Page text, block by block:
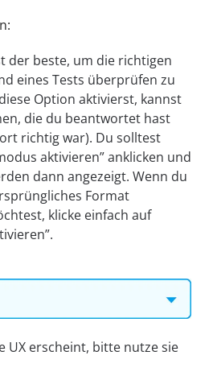
der beste, um die richtigen
eines Tests überprüfen zu
Option aktivierst, kannst
die du beantwortet hast
richtig war). Du solltest
aktivieren” anklicken und
dann angezeigt. Wenn du
Format
klicke einfach auf
UX erscheint, bitte nutze sie